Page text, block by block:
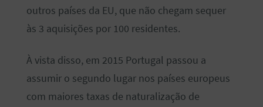
outros países da EU, que não chegam sequer
às 3 aquisições por 100 residentes.
À vista disso, em 2015 Portugal passou a
assumir o segundo lugar nos países europeus
com maiores taxas de naturalização de